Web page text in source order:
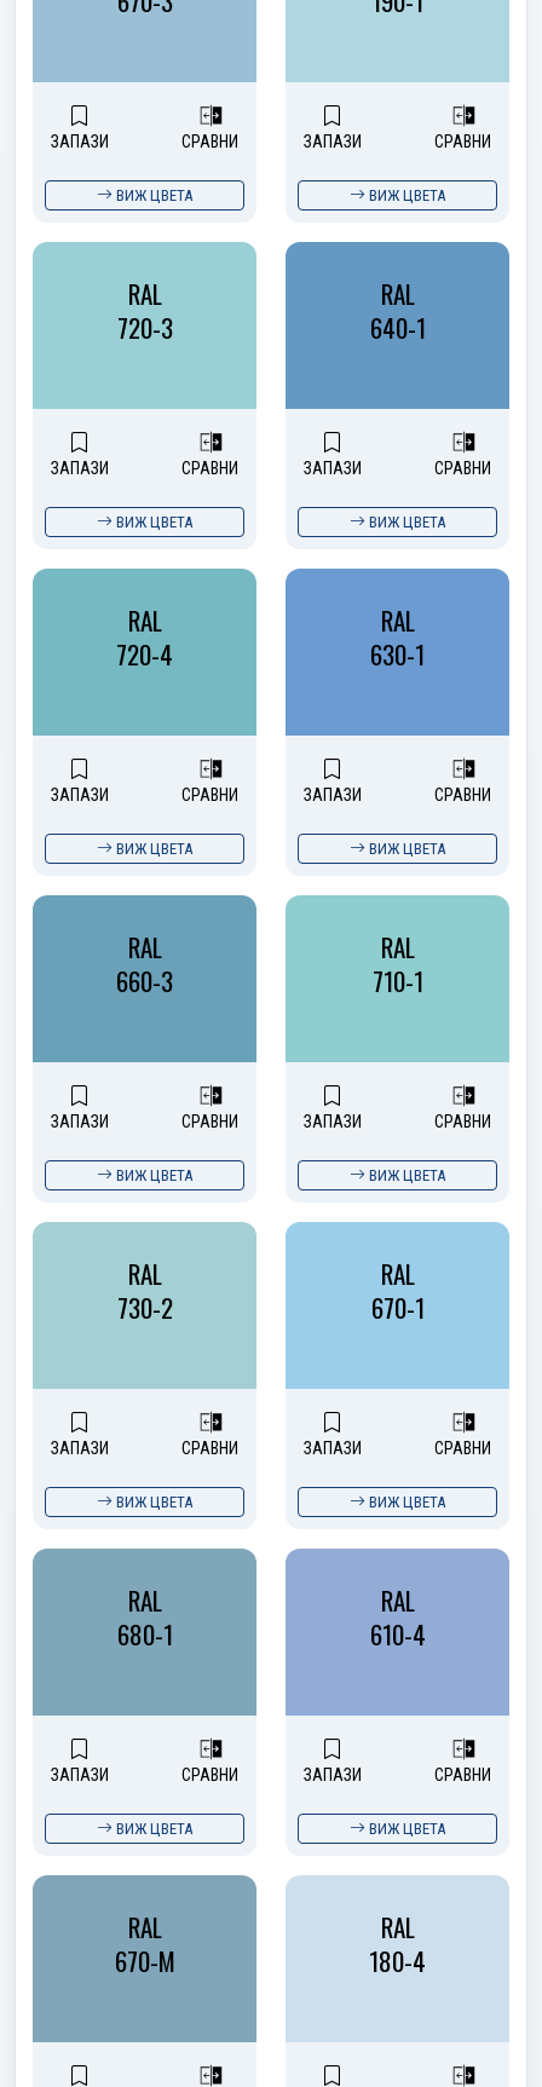
ЗАПАЗИ СРАВНИ
ВИЖ ЦВЕТА
ЗАПАЗИ СРАВНИ
ВИЖ ЦВЕТА
RAL
720-3
ЗАПАЗИ СРАВНИ
ВИЖ ЦВЕТА
RAL
640-1
ЗАПАЗИ СРАВНИ
ВИЖ ЦВЕТА
RAL
720-4
ЗАПАЗИ СРАВНИ
ВИЖ ЦВЕТА
RAL
630-1
ЗАПАЗИ СРАВНИ
ВИЖ ЦВЕТА
RAL
660-3
ЗАПАЗИ СРАВНИ
ВИЖ ЦВЕТА
RAL
710-1
ЗАПАЗИ СРАВНИ
ВИЖ ЦВЕТА
RAL
730-2
ЗАПАЗИ СРАВНИ
ВИЖ ЦВЕТА
RAL
670-1
ЗАПАЗИ СРАВНИ
ВИЖ ЦВЕТА
RAL
680-1
ЗАПАЗИ СРАВНИ
ВИЖ ЦВЕТА
RAL
610-4
ЗАПАЗИ СРАВНИ
ВИЖ ЦВЕТА
RAL
670-M
RAL
180-4